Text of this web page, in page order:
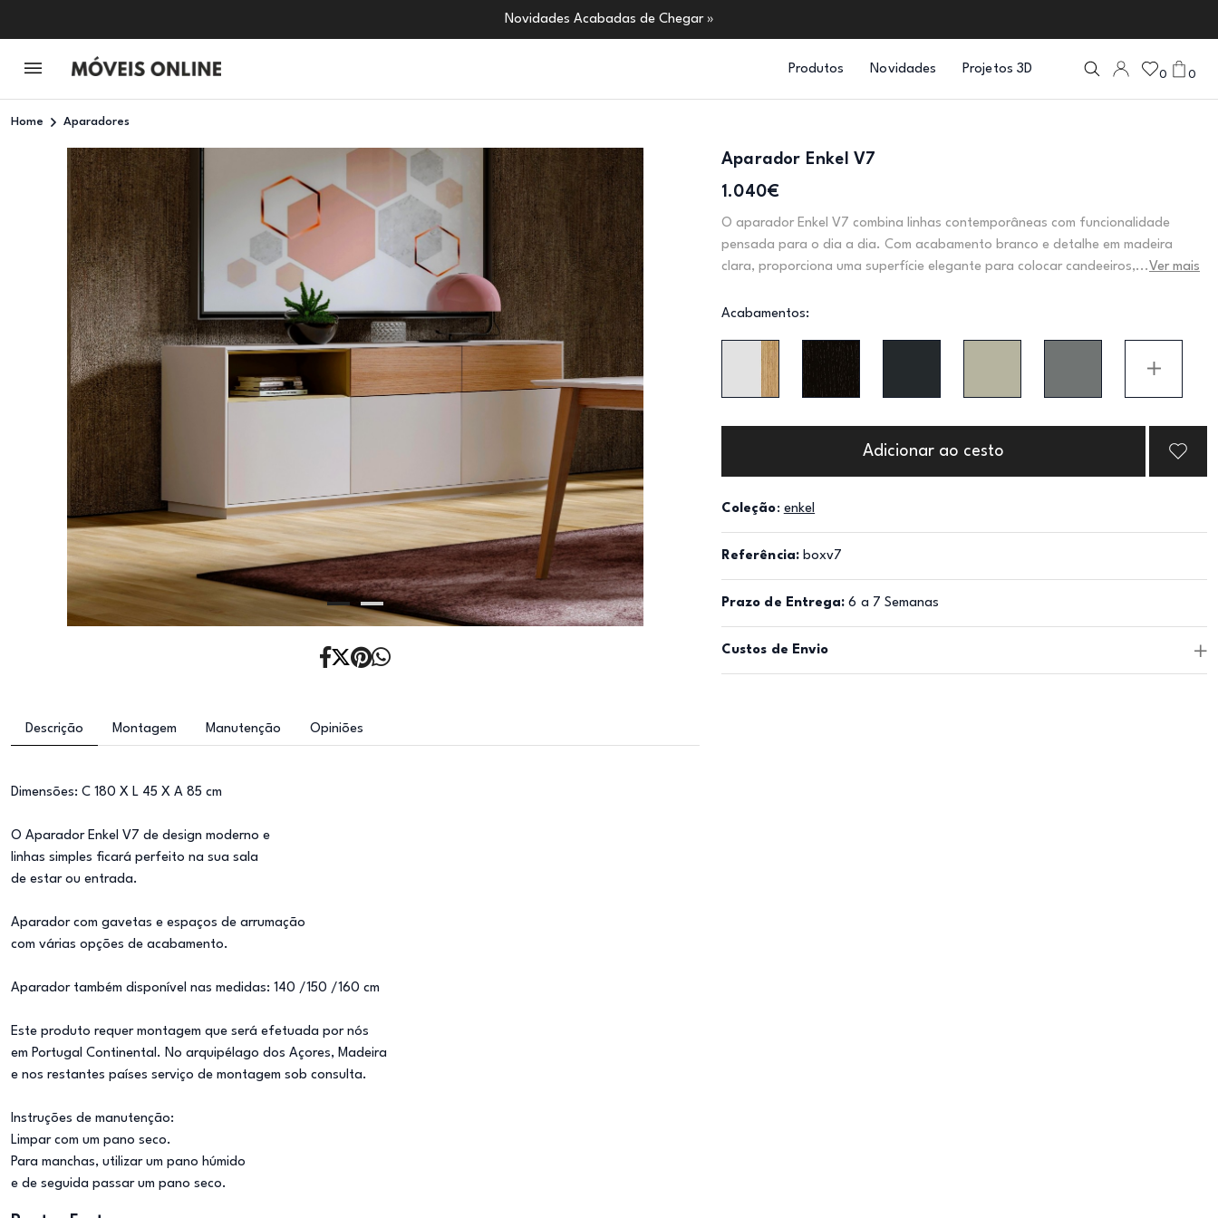
Novidades Acabadas de Chegar »
Produtos Novidades Projetos 3D 0 0
Home Aparadores
Aparador Enkel V7
1.040€
O aparador Enkel V7 combina linhas contemporâneas com funcionalidade
pensada para o dia a dia. Com acabamento branco e detalhe em madeira
clara, proporciona uma superfície elegante para colocar candeeiros,... Ver mais
Acabamentos:
Adicionar ao cesto
Coleção: enkel
Referência: boxv7
Prazo de Entrega: 6 a 7 Semanas
Custos de Envio
Descrição Montagem Manutenção Opiniões
Dimensões: C 180 X L 45 X A 85 cm
O Aparador Enkel V7 de design moderno e
linhas simples ficará perfeito na sua sala
de estar ou entrada.
Aparador com gavetas e espaços de arrumação
com várias opções de acabamento.
Aparador também disponível nas medidas: 140 /150 /160 cm
Este produto requer montagem que será efetuada por nós
em Portugal Continental. No arquipélago dos Açores, Madeira
e nos restantes países serviço de montagem sob consulta.
Instruções de manutenção:
Limpar com um pano seco.
Para manchas, utilizar um pano húmido
e de seguida passar um pano seco.